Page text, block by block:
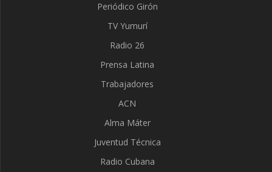
Periódico Girón
TV Yumurí
Radio 26
Prensa Latina
Trabajadores
ACN
Alma Máter
Juventud Técnica
Radio Cubana